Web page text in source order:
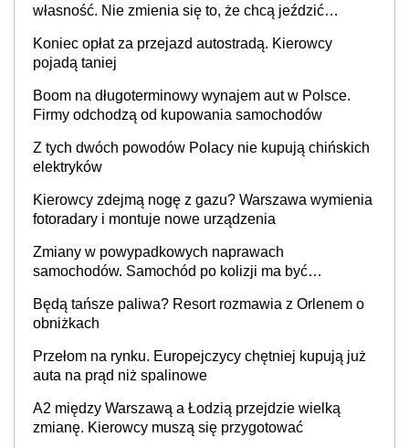
własność. Nie zmienia się to, że chcą jeździć
Koniec opłat za przejazd autostradą. Kierowcy
pojadą taniej
Boom na długoterminowy wynajem aut w Polsce.
Firmy odchodzą od kupowania samochodów
Z tych dwóch powodów Polacy nie kupują chińskich
elektryków
Kierowcy zdejmą nogę z gazu? Warszawa wymienia
fotoradary i montuje nowe urządzenia
Zmiany w powypadkowych naprawach
samochodów. Samochód po kolizji ma być
producenta
Będą tańsze paliwa? Resort rozmawia z Orlenem o
obniżkach
Przełom na rynku. Europejczycy chętniej kupują już
auta na prąd niż spalinowe
A2 między Warszawą a Łodzią przejdzie wielką
zmianę. Kierowcy muszą się przygotować